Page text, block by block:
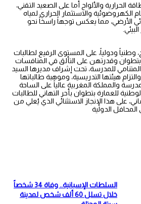
الحرارية والألواح أما على الصعيد التقني،
الكهروضوئية والاستثمار الحراري لمياه
الأرضي، مما يعكس توجهاً راسخاً نحو
وطنياً ودولياً، على المستوى الرفيع لطالبات
بتطوان وقدرتهن على التألق في المنافسات
للمدرسة، تحت إشراف مديرها السيد
هيئتها التدريسية، وموهبة طالباتها
والمملكة المغربية عالياً على الساحة
للعمارة بتطوان بأحر التهاني للطالبات
على هذا الإنجاز الاستثنائي الذي يُعلي من
المحافل الدولية
السلطات الإسبانية.. وفاة 34 شخصاً
خلال تسلل 60 ألف شخص لمدينة